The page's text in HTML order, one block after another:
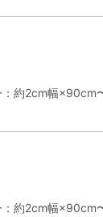
約2cm幅×90cm
約2cm幅×90cm